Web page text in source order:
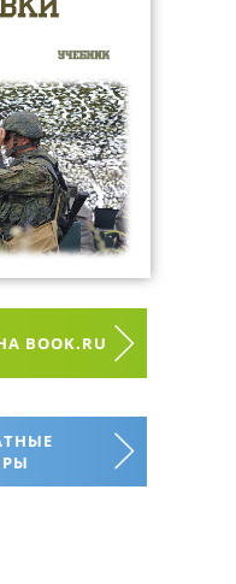
BOOK.RU